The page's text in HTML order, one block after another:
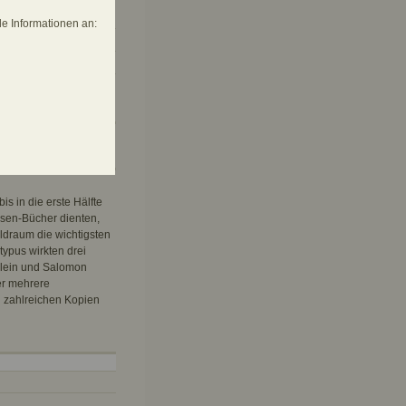
Informationen an:
in die erste Hälfte
Bücher dienten,
die wichtigsten
wirkten drei
und Salomon
mehrere
zahlreichen Kopien